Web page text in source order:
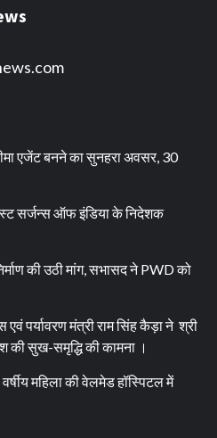
एजेंट बनने का सुनहरा अवसर, 30
सर्जन्स ऑफ इंडिया के निदेशक
की उठी मांग, सभासद ने PWD को
पर्यावरण मंत्री राम सिंह कैड़ा ने श्री
की सुख-समृद्धि की कामना ।
महिला की वेलमेड हॉस्पिटल में